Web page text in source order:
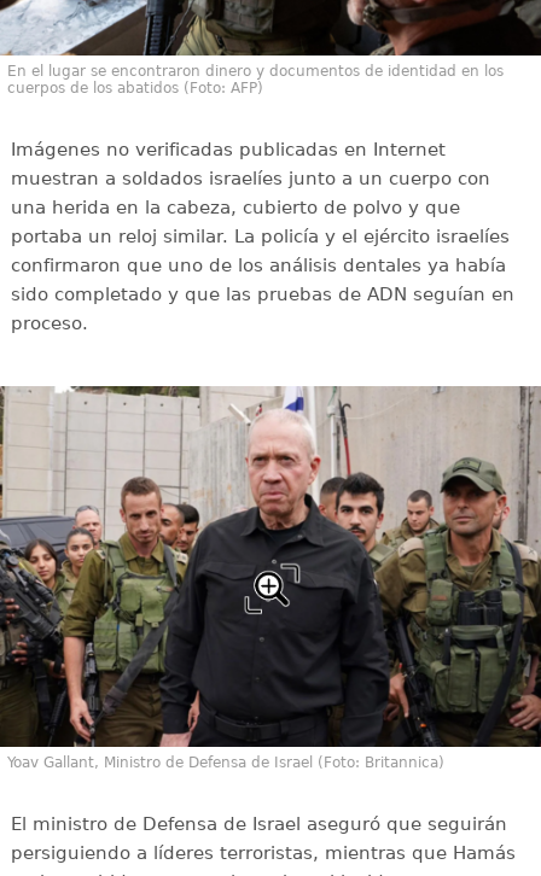
En el lugar se encontraron dinero y documentos de identidad en los
cuerpos de los abatidos (Foto: AFP)
Imágenes no verificadas publicadas en Internet
muestran a soldados israelíes junto a un cuerpo con
una herida en la cabeza, cubierto de polvo y que
portaba un reloj similar. La policía y el ejército israelíes
confirmaron que uno de los análisis dentales ya había
sido completado y que las pruebas de ADN seguían en
proceso.
Yoav Gallant, Ministro de Defensa de Israel (Foto: Britannica)
El ministro de Defensa de Israel aseguró que seguirán
persiguiendo a líderes terroristas, mientras que Hamás